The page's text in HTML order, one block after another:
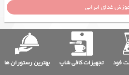
غذای ایرانی
فود تجهیزات کافی شاپ بهترین رستوران ها